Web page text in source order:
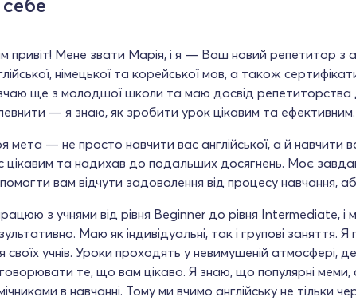
привіт! Мене звати Марія, і я — Ваш новий репетитор з
німецької та корейської мов, а також
ще з молодшої школи та маю досвід
— я знаю, як зробити урок цікавим та ефективним.
мета — не просто навчити вас англійської, а й навчити
цікавим та надихав до подальших досягнень. Моє
вам відчути задоволення від процесу навчання,
з учнями від рівня Beginner до рівня Intermediate,
Маю як індивідуальні, так і групові заняття.
своїх учнів. Уроки проходять у невимушеній атмосфері,
те, що вам цікаво. Я знаю, що популярні меми,
в навчанні. Тому ми вчимо англійську не тільки